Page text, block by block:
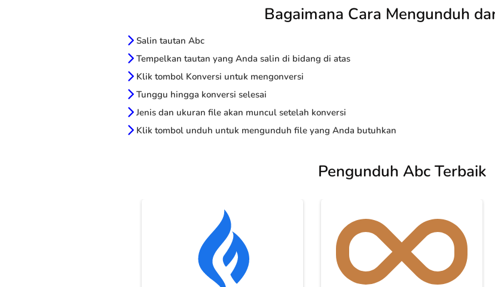
Bagaimana Cara Mengunduh
Salin tautan Abc
Tempelkan tautan yang Anda salin di bidang di atas
Klik tombol Konversi untuk mengonversi
Tunggu hingga konversi selesai
Jenis dan ukuran file akan muncul setelah konversi
Klik tombol unduh untuk mengunduh file yang Anda butuhkan
Pengunduh Abc Terbaik